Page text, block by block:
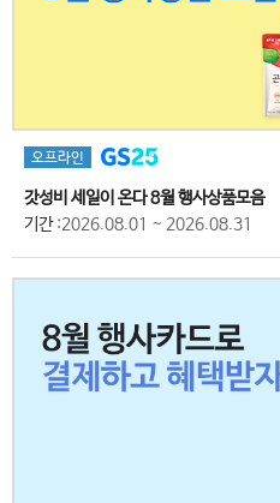
오프라인
갓성비 세일이 온다 8월 행사상품모음
기간:2026.08.01 ~ 2026.08.31